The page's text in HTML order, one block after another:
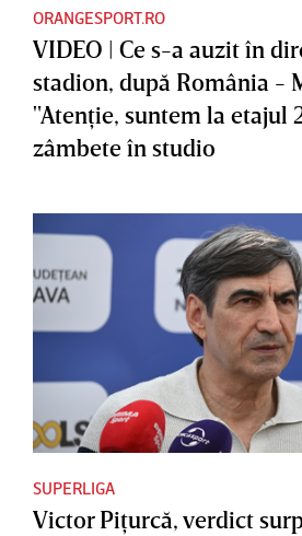
ORANGESPORT.RO
VIDEO | Ce s-a auzit în
stadion, după România -
"Atenţie, suntem la etajul
zâmbete în studio
SUPERLIGA
Victor Piţurcă, verdict